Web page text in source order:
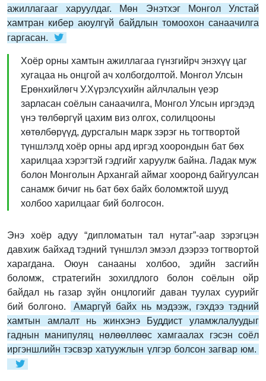
ажиллагааг харуулдаг. Мөн Энэтхэг Монгол Улстай
хамтран кибер аюулгүй байдлын томоохон санаачилга
гаргасан.
Хоёр орны хамтын ажиллагаа гүнзгийрч энэхүү цаг
хугацаа нь онцгой ач холбогдолтой. Монгол Улсын
Ерөнхийлөгч У.Хүрэлсүхийн айлчлалын үеэр
зарласан соёлын санаачилга, Монгол Улсын иргэдэд
үнэ төлбөргүй цахим виз олгох, солилцооны
хөтөлбөрүүд, дурсгалын марк зэрэг нь тогтвортой
түншлэлд хоёр орны ард иргэд хоорондын бат бөх
харилцаа хэрэгтэй гэдгийг харуулж байна. Ладак муж
болон Монголын Архангай аймаг хооронд байгуулсан
санамж бичиг нь бат бөх байх боломжтой шууд
холбоо харилцааг бий болгосон.
Энэ хоёр адуу “дипломатын тал нутаг”-аар зэрэгцэн
давхиж байхад тэдний түншлэл эмээл дээрээ тогтвортой
харагдана. Оюун санааны холбоо, эдийн засгийн
боломж, стратегийн зохилдлого болон соёлын ойр
байдал нь газар зүйн онцлогийг даван туулах суурийг
бий болгоно.
Амаргүй байх нь мэдээж, гэхдээ тэдний
хамтын амлалт нь жинхэнэ Буддист уламжлалуудыг
гаднын манипуляц нөлөөллөөс хамгаалах гэсэн соёл
иргэншлийн тэсвэр хатуужлын үлгэр болсон загвар юм.